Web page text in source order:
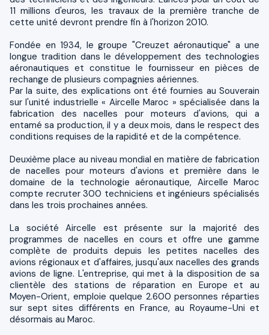
11 millions d'euros, les travaux de la première tranche de
cette unité devront prendre fin à l'horizon 2010.
Fondée en 1934, le groupe "Creuzet aéronautique" a une
longue tradition dans le développement des technologies
aéronautiques et constitue le fournisseur en pièces de
rechange de plusieurs compagnies aériennes.
Par la suite, des explications ont été fournies au Souverain
sur l'unité industrielle « Aircelle Maroc » spécialisée dans la
fabrication des nacelles pour moteurs d'avions, qui a
entamé sa production, il y a deux mois, dans le respect des
conditions requises de la rapidité et de la compétence.
Deuxième place au niveau mondial en matière de fabrication
de nacelles pour moteurs d'avions et première dans le
domaine de la technologie aéronautique, Aircelle Maroc
compte recruter 300 techniciens et ingénieurs spécialisés
dans les trois prochaines années.
La société Aircelle est présente sur la majorité des
programmes de nacelles en cours et offre une gamme
complète de produits depuis les petites nacelles des
avions régionaux et d'affaires, jusqu'aux nacelles des grands
avions de ligne. L'entreprise, qui met à la disposition de sa
clientèle des stations de réparation en Europe et au
Moyen-Orient, emploie quelque 2.600 personnes réparties
sur sept sites différents en France, au Royaume-Uni et
désormais au Maroc.